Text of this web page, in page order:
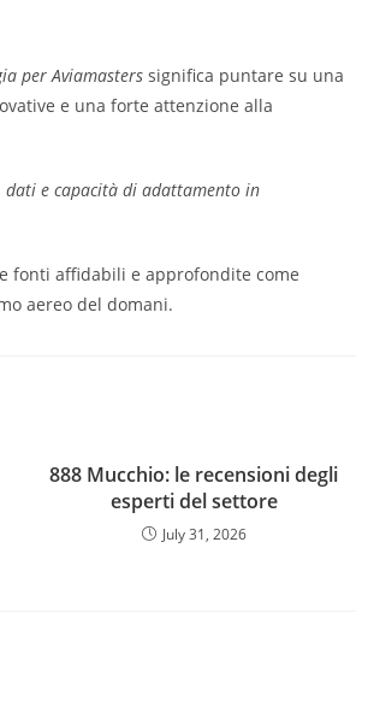
per Aviamasters significa puntare su una
e una forte attenzione alla
dati e capacità di adattamento in
fonti affidabili e approfondite come
aereo del domani.
888 Mucchio: le recensioni degli
esperti del settore
July 31, 2026